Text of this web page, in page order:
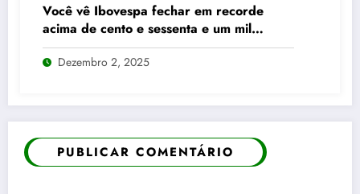
Você vê Ibovespa fechar em recorde
acima de cento e sessenta e um mil
pontos enquanto dólar recua para cinco
reais e trinta e três centavos
Dezembro 2, 2025
PUBLICAR COMENTÁRIO